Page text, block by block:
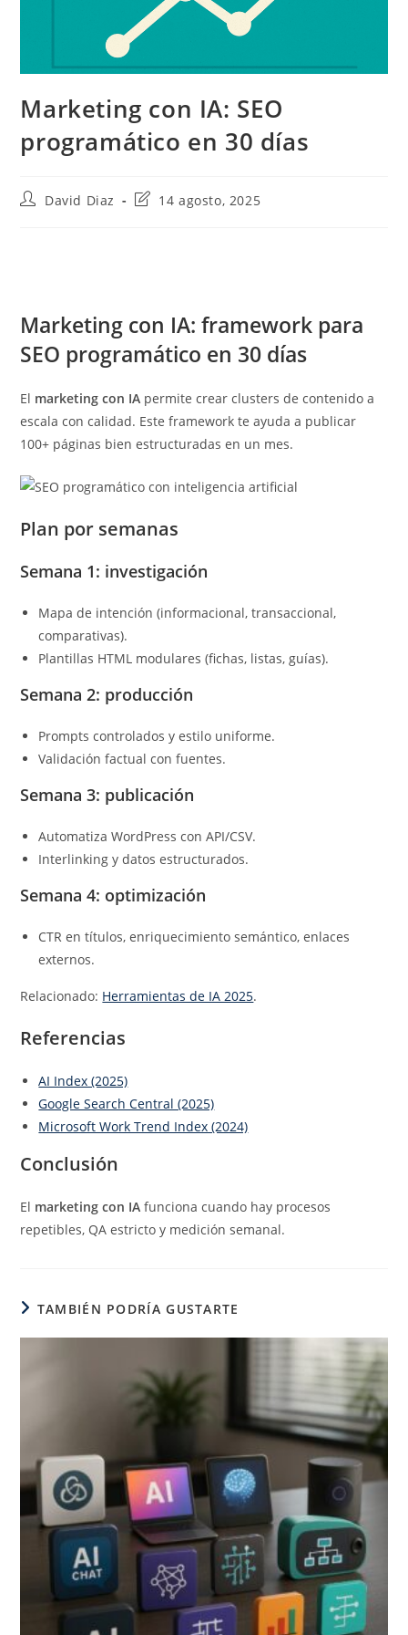
Marketing con IA: SEO
programático en 30 días
AutorDavid Diaz
Última14 agosto, 2025
Marketing con IA: framework para
SEO programático en 30 días
El marketing con IA permite crear clusters de contenido a
escala con calidad. Este framework te ayuda a publicar
100+ páginas bien estructuradas en un mes.
Plan por semanas
Semana 1: investigación
Mapa de intención (informacional, transaccional,
comparativas).
Plantillas HTML modulares (fichas, listas, guías).
Semana 2: producción
Prompts controlados y estilo uniforme.
Validación factual con fuentes.
Semana 3: publicación
Automatiza WordPress con API/CSV.
Interlinking y datos estructurados.
Semana 4: optimización
CTR en títulos, enriquecimiento semántico, enlaces
externos.
Relacionado: Herramientas de IA 2025.
Referencias
AI Index (2025)
Google Search Central (2025)
Microsoft Work Trend Index (2024)
Conclusión
El marketing con IA funciona cuando hay procesos
repetibles, QA estricto y medición semanal.
TAMBIÉN PODRÍA GUSTARTE